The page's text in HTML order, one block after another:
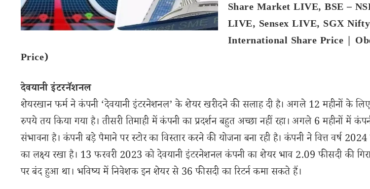
Share Market LIVE, BSE –
LIVE, Sensex LIVE, SGX
International Share Price |
Price)
देवयानी इंटरनॅशनल
शेयरखान फर्म ने कंपनी ‘देवयानी इंटरनेशनल’ के शेयर खरीदने की सलाह दी है। अगले 12 महीनों के
रुपये तय किया गया है। तीसरी तिमाही में कंपनी का प्रदर्शन बहुत अच्छा नहीं रहा। अगले 6 महीनों में
संभावना है। कंपनी बड़े पैमाने पर स्टोर का विस्तार करने की योजना बना रही है। कंपनी ने वित्त वर्ष
का लक्ष्य रखा है। 13 फरवरी 2023 को देवयानी इंटरनेशनल कंपनी का शेयर भाव 2.09 फीसदी की
पर बंद हुआ था। भविष्य में निवेशक इन शेयर से 36 फीसदी का रिटर्न कमा सकते हैं।